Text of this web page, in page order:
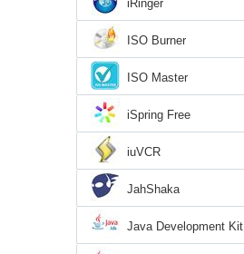
iRinger
ISO Burner
ISO Master
iSpring Free
iuVCR
JahShaka
Java Development Kit